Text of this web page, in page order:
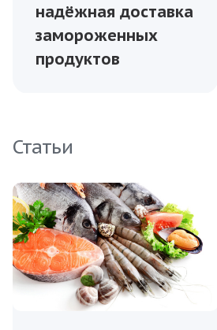
надёжная доставка
замороженных
продуктов
Статьи